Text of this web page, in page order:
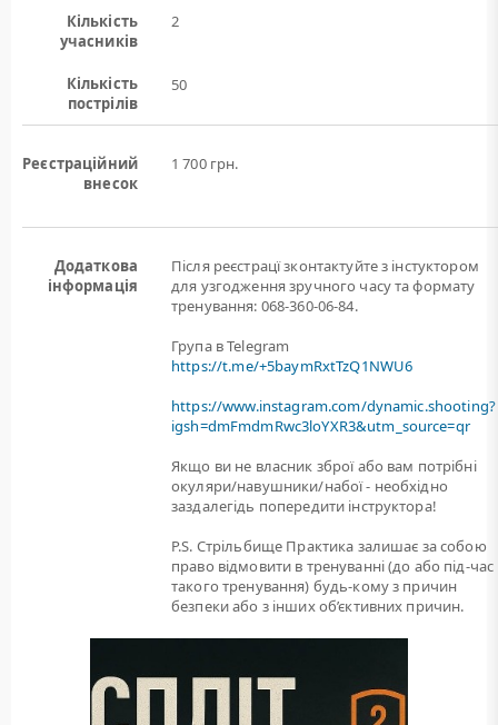
Кількість
учасників
2
Кількість
пострілів
50
Реєстраційний
внесок
1 700 грн.
Додаткова
інформація
Після реєстрацї зконтактуйте з інстуктором
для узгодження зручного часу та формату
тренування: 068-360-06-84.
Група в Telegram
https://t.me/+5baymRxtTzQ1NWU6
https://www.instagram.com/dynamic.shooting?
igsh=dmFmdmRwc3loYXR3&utm_source=qr
Якщо ви не власник зброї або вам потрiбнi
окуляри/навушники/набої - необхідно
заздалегідь попередити інструктора!
P.S. Стрільбище Практика залишає за собою
право відмовити в тренуванні (до або під-час
такого тренування) будь-кому з причин
безпеки або з інших об’єктивних причин.